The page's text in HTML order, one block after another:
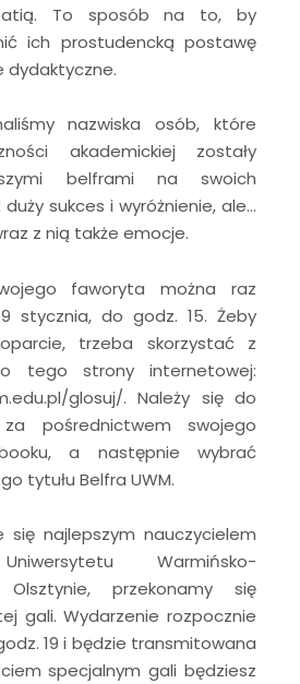
To sposób na to, by
ich prostudencką postawę
dydaktyczne.
nazwiska osób, które
akademickiej zostały
belframi na swoich
duży sukces i wyróżnienie, ale…
z nią także emocje.
faworyta można raz
stycznia, do godz. 15. Żeby
trzeba skorzystać z
tego strony internetowej:
glosuj/. Należy się do
pośrednictwem swojego
a następnie wybrać
tytułu Belfra UWM.
najlepszym nauczycielem
Warmińsko-
przekonamy się
gali. Wydarzenie rozpocznie
19 i będzie transmitowana
specjalnym gali będziesz